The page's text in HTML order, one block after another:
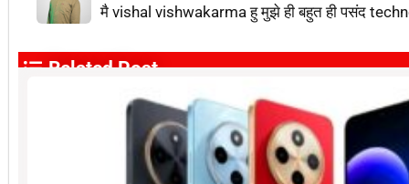
मै vishal vishwakarma हु मुझे ही बहुत ही पसंद
Related Post